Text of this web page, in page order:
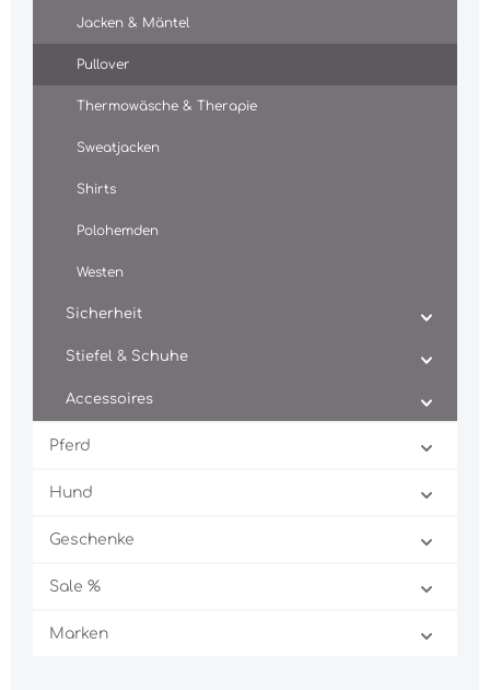
Jacken & Mäntel
Pullover
Thermowäsche & Therapie
Sweatjacken
Shirts
Polohemden
Westen
Sicherheit
Stiefel & Schuhe
Accessoires
Pferd
Hund
Geschenke
Sale %
Marken